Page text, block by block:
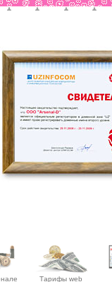
Тарифы web